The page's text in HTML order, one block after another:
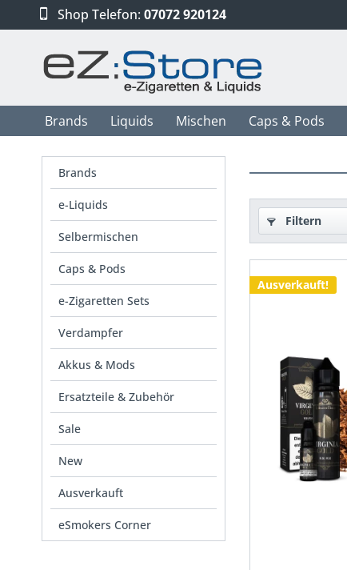
Shop Telefon: 07072 920124
Brands Liquids Mischen Caps & Pods
Brands
e-Liquids
Selbermischen
Caps & Pods
e-Zigaretten Sets
Verdampfer
Akkus & Mods
Ersatzteile & Zubehör
Sale
New
Ausverkauft
eSmokers Corner
Filtern
Ausverkauft!